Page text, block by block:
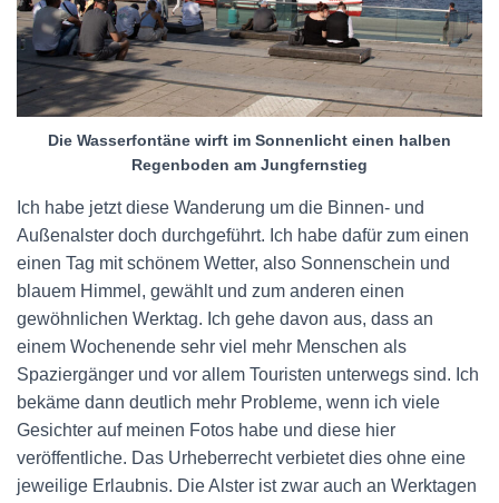
Die Wasserfontäne wirft im Sonnenlicht einen halben
Regenboden am Jungfernstieg
Ich habe jetzt diese Wanderung um die Binnen- und
Außenalster doch durchgeführt. Ich habe dafür zum einen
einen Tag mit schönem Wetter, also Sonnenschein und
blauem Himmel, gewählt und zum anderen einen
gewöhnlichen Werktag. Ich gehe davon aus, dass an
einem Wochenende sehr viel mehr Menschen als
Spaziergänger und vor allem Touristen unterwegs sind. Ich
bekäme dann deutlich mehr Probleme, wenn ich viele
Gesichter auf meinen Fotos habe und diese hier
veröffentliche. Das Urheberrecht verbietet dies ohne eine
jeweilige Erlaubnis. Die Alster ist zwar auch an Werktagen